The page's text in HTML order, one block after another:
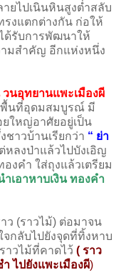
ยไปเนินหินสูงต่ำสลับ
งแตกต่างกัน ก่อให้
ด้รับการพัฒนาให้
มสำคัญ อีกแห่งหนึ่ง
นอุทยานแพะเมืองผี
พื้นที่อุดมสมบูรณ์ มี
ใหญ่อาศัยอยู่เป็น
าวบ้านเรียกว่า “ ย่า
หลงป่าแล้วไปบังเอิญ
องคำ ใส่ถุงแล้วเตรียม
เอาหาบเงิน ทองคำ
ว (ราวไม้) ต่อมาจน
กลับไปยังจุดที่ทิ้งหาบ
าวไม้ที่คาดไว้ ( ราว
ไปยังแพะเมืองผี)